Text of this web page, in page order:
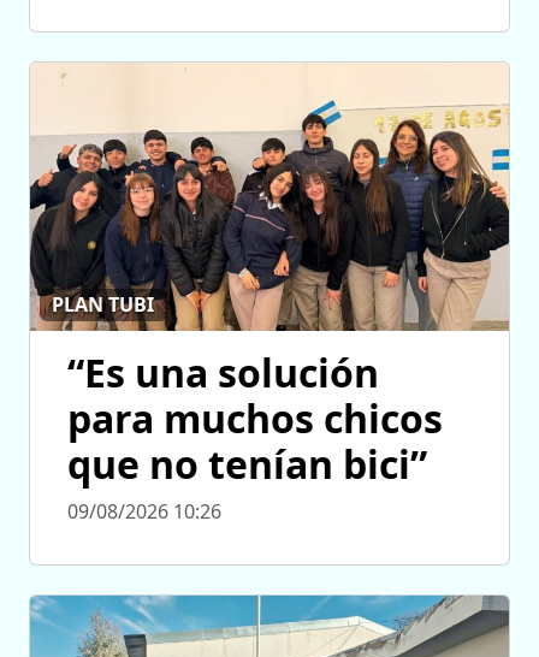
PLAN TUBI
“Es una solución
para muchos chicos
que no tenían bici”
09/08/2026 10:26